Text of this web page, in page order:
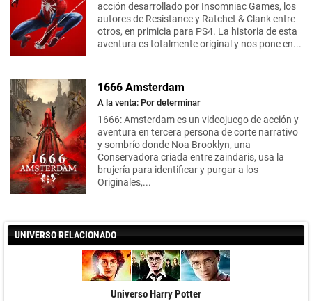
acción desarrollado por Insomniac Games, los
autores de Resistance y Ratchet & Clank entre
otros, en primicia para PS4. La historia de esta
aventura es totalmente original y nos pone en...
1666 Amsterdam
A la venta: Por determinar
1666: Amsterdam es un videojuego de acción y
aventura en tercera persona de corte narrativo
y sombrío donde Noa Brooklyn, una
Conservadora criada entre zaindaris, usa la
brujería para identificar y purgar a los
Originales,...
UNIVERSO RELACIONADO
Universo Harry Potter